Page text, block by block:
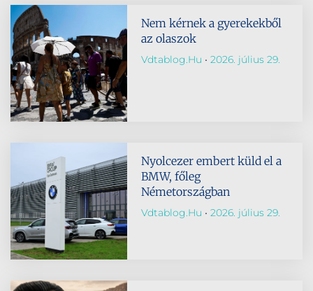
Nem kérnek a gyerekekből
az olaszok
Vdtablog.hu 2026. július 29.
Nyolcezer embert küld el a
BMW, főleg
Németországban
Vdtablog.hu 2026. július 29.